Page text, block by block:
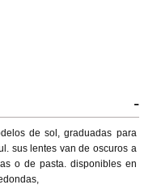
-
de sol, graduadas para
sus lentes van de oscuros a
o de pasta. disponibles en